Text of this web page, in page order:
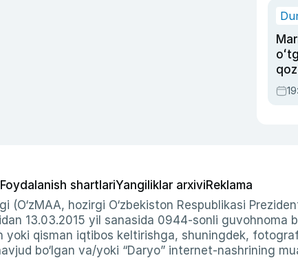
Foydalanish shartlariYangiliklar arxiviReklama
hozirgi O‘zbekiston Respublikasi
13.03.2015 yil sanasida 0944-sonli guvohnoma
yoki qisman iqtibos keltirishga, shuningdek,
bo‘lgan va/yoki “Daryo” internet-nashrining